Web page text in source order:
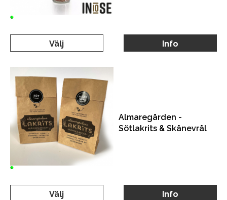
Välj Info
Almaregården -
Sötlakrits & Skånevrål
Välj Info